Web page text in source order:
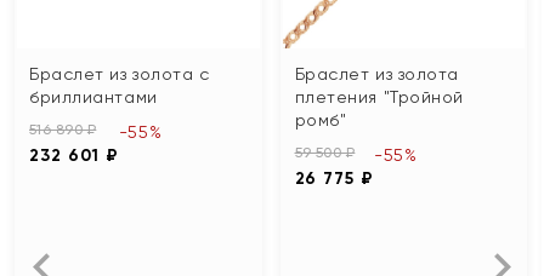
Браслет из золота с
бриллиантами
516 890 ₽
232 601 ₽
-55%
Браслет из золота
плетения "Тройной
ромб"
59 500 ₽
26 775 ₽
-55%